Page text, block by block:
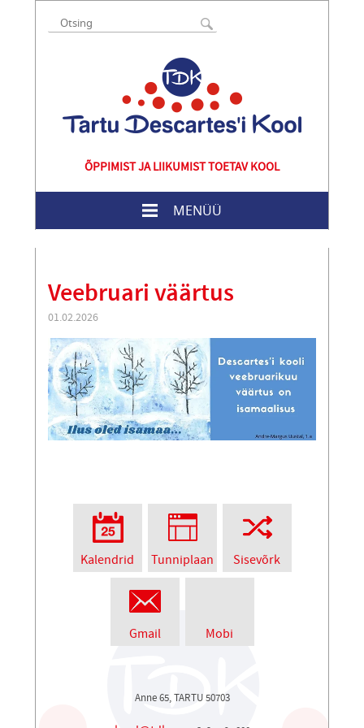
ÕPPIMIST JA LIIKUMIST TOETAV KOOL
MENÜÜ
Veebruari väärtus
01.02.2026
Kalendrid Tunniplaan Sisevõrk
Gmail Mobi
Anne 65, TARTU 50703